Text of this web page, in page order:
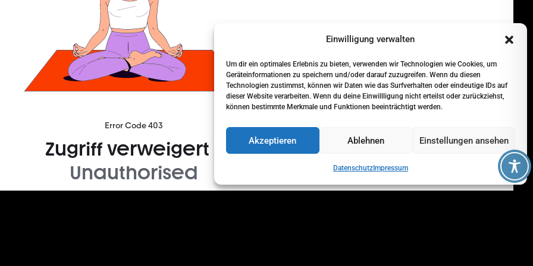
Einwilligung verwalten
Um dir ein optimales Erlebnis zu bieten, verwenden wir Technologien wie Cookies, um
Geräteinformationen zu speichern und/oder darauf zuzugreifen. Wenn du diesen
Technologien zustimmst, können wir Daten wie das Surfverhalten oder eindeutige IDs auf
dieser Website verarbeiten. Wenn du deine Einwillligung nicht erteilst oder zurückziehst,
können bestimmte Merkmale und Funktionen beeinträchtigt werden.
Akzeptieren Ablehnen Einstellungen ansehen
DatenschutzImpressum
Sehr kompetentes autohaus! Würde immer
wiederkommen!
vor 6 Monaten
Super Werkstatt! Die Reparatur bei Rajen
einem fairen Preis durchgeführt. Freundlicher
empfehlenswert!
Landel inho vor 6 Monaten